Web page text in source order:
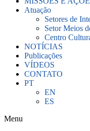
Atuação
Setores de
Setor Meios
Centro
NOTÍCIAS
Publicações
VÍDEOS
CONTATO
PT
EN
ES
Menu